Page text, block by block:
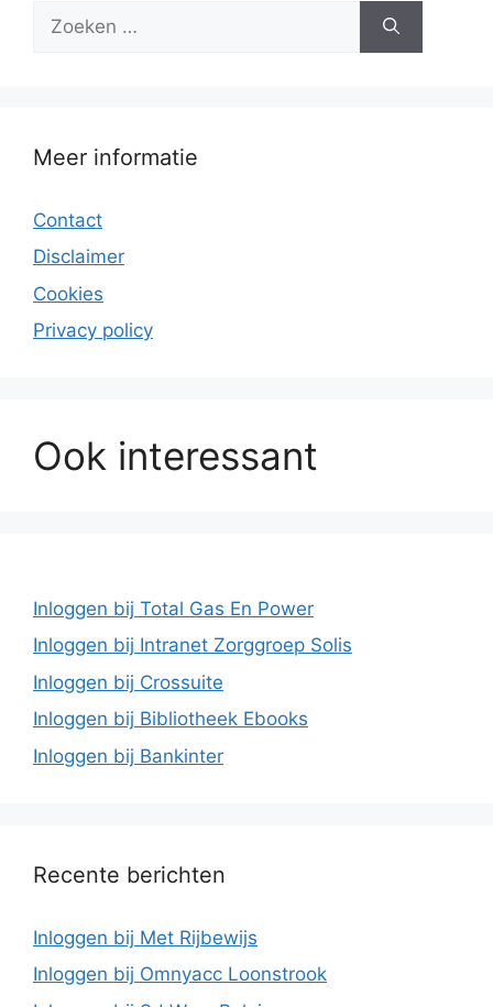
naar:
Meer informatie
Contact
Disclaimer
Cookies
Privacy policy
Ook interessant
Inloggen bij Total Gas En Power
Inloggen bij Intranet Zorggroep Solis
Inloggen bij Crossuite
Inloggen bij Bibliotheek Ebooks
Inloggen bij Bankinter
Recente berichten
Inloggen bij Met Rijbewijs
Inloggen bij Omnyacc Loonstrook